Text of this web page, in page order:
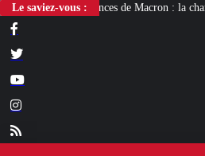
Le saviez-vous :
Macron : la charge de la dette s’alourdit